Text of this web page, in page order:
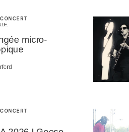
micro-